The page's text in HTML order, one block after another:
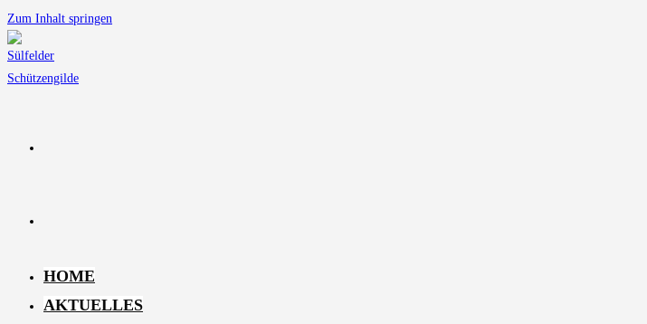
Zum Inhalt springen
HOME
AKTUELLES